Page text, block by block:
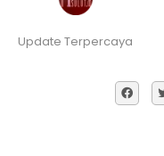
Update Terpercaya